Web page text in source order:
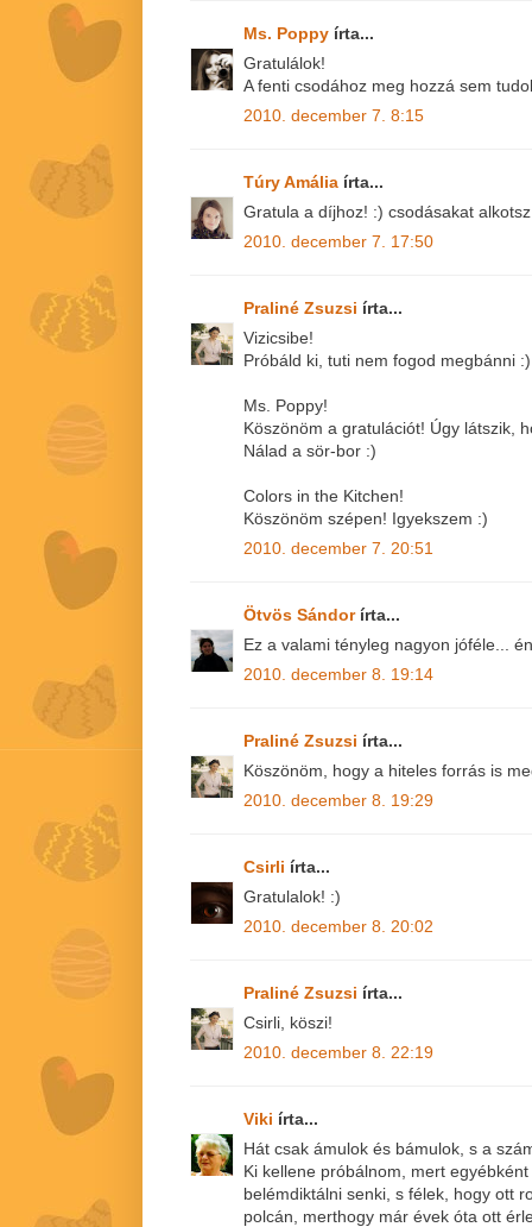
Ms. Poppy írta...
Gratulálok!
A fenti csodához meg hozzá sem
2010. december 7. 8:15
Túry Amália írta...
Gratula a díjhoz! :) csodásakat
2010. december 7. 17:50
Praliné Zsuzsi írta...
Vizicsibe!
Próbáld ki, tuti nem fogod megbánni :)
Ms. Poppy!
Köszönöm a gratulációt! Úgy látszik,
Nálad a sör-bor :)
Colors in the Kitchen!
Köszönöm szépen! Igyekszem :)
2010. december 7. 20:51
Ötvös Sándor írta...
Ez a valami tényleg nagyon jóféle...
2010. december 8. 19:14
Praliné Zsuzsi írta...
Köszönöm, hogy a hiteles forrás is
2010. december 8. 19:29
Csirli írta...
Gratulalok! :)
2010. december 8. 20:02
Praliné Zsuzsi írta...
Csirli, köszi!
2010. december 8. 22:19
Viki írta...
Hát csak ámulok és bámulok, s a
Ki kellene próbálnom, mert
belémdiktálni senki, s félek, hogy ott
polcán, merthogy már évek óta ott